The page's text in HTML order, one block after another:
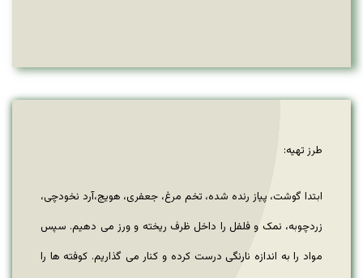
طرز تهیه:
ابتدا گوشت، پیاز رنده شده، تخم مرغ، جعفری، هویج،آرد نخودچی،
زردچوبه، نمک و فلفل را داخل ظرف ریخته و ورز می دهیم. سپس
مواد را به اندازه نارنگی درست کرده و کنار می گذاریم. کوفته ها را